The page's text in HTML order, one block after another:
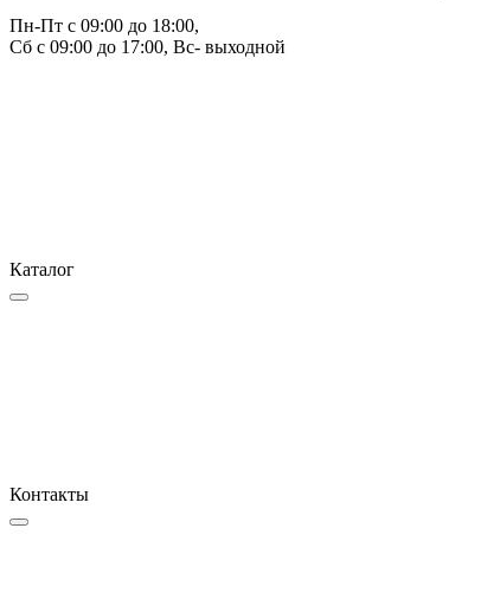
Пн-Пт с 09:00 до 18:00,
Сб с 09:00 до 17:00, Вс- выходной
Каталог
Контакты